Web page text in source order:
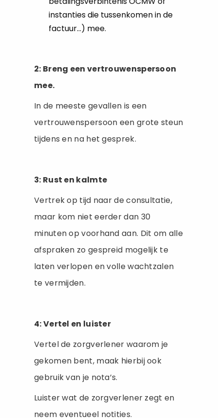
instanties die tussenkomen in de
factuur…) mee.
2: Breng een vertrouwenspersoon
mee.
In de meeste gevallen is een
vertrouwenspersoon een grote steun
tijdens en na het gesprek.
3: Rust en kalmte
Vertrek op tijd naar de consultatie,
maar kom niet eerder dan 30
minuten op voorhand aan. Dit om alle
afspraken zo gespreid mogelijk te
laten verlopen en volle wachtzalen
te vermijden.
4: Vertel en luister
Vertel de zorgverlener waarom je
gekomen bent, maak hierbij ook
gebruik van je nota’s.
Luister wat de zorgverlener zegt en
neem eventueel notities.